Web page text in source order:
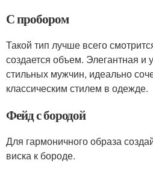
С пробором
Такой тип лучше всего
создается объем. Элегантная и
стильных мужчин, идеально
классическим стилем в одежде.
Фейд с бородой
Для гармоничного образа
виска к бороде.